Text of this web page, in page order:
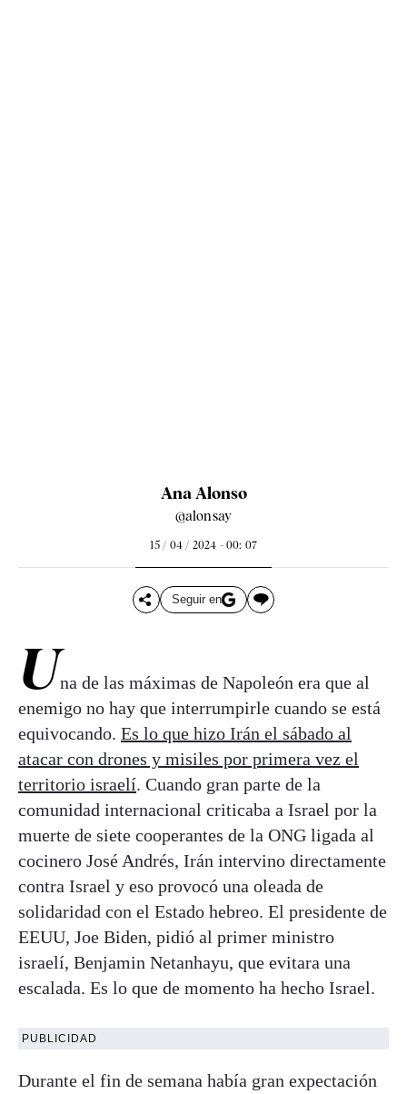
Ana Alonso
@alonsay
15 / 04 / 2024 - 00: 07
Seguir en
Una de las máximas de Napoleón era que al
enemigo no hay que interrumpirle cuando se está
equivocando. Es lo que hizo Irán el sábado al
atacar con drones y misiles por primera vez el
territorio israelí. Cuando gran parte de la
comunidad internacional criticaba a Israel por la
muerte de siete cooperantes de la ONG ligada al
cocinero José Andrés, Irán intervino directamente
contra Israel y eso provocó una oleada de
solidaridad con el Estado hebreo. El presidente de
EEUU, Joe Biden, pidió al primer ministro
israelí, Benjamin Netanhayu, que evitara una
escalada. Es lo que de momento ha hecho Israel.
PUBLICIDAD
Durante el fin de semana había gran expectación